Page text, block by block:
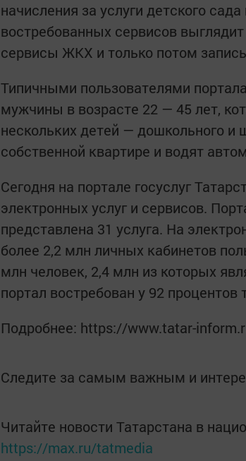
начисления за услуги детского
востребованных сервисов
сервисы ЖКХ и только потом
Типичными пользователями
мужчины в возрасте 22 — 45 лет,
нескольких детей — дошкольного и
собственной квартире и водят
Сегодня на портале госуслуг
электронных услуг и сервисов.
представлена 31 услуга. На
более 2,2 млн личных кабинетов
млн человек, 2,4 млн из которых
портал востребован у 92 процентов
Подробнее: https://www.tatar-
Следите за самым важным и
Читайте новости Татарстана в
https://max.ru/tatmedia